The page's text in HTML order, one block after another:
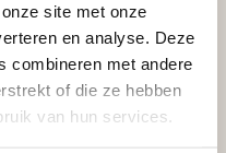
site met onze
en analyse. Deze
combineren met andere
of die ze hebben
van hun services.
310 ml €8,95